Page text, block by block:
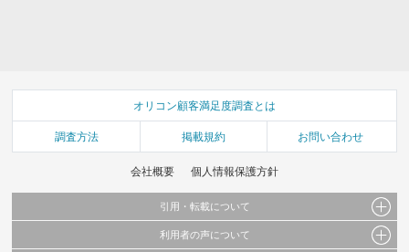
オリコン顧客満足度調査とは
調査方法 掲載規約 お問い合わせ
会社概要 個人情報保護方針
引用・転載について
当サイトで公開されている情報（文字、写真、イラスト、画像データ等）及びこれらの配
利用者の声について